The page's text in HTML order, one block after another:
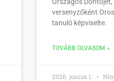
versenyzőként
tanuló képviselte.
TOVÁBB OLVASOM »
2026. június 1.